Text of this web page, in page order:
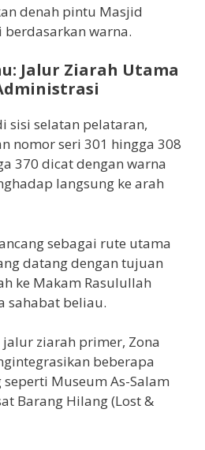
denah pintu Masjid
warna.
Jalur Ziarah Utama
sisi selatan pelataran,
nomor seri 301 hingga 308
370 dicat dengan warna
langsung ke arah
sebagai rute utama
datang dengan tujuan
ke Makam Rasulullah
sahabat beliau.
ziarah primer, Zona
beberapa
Museum As-Salam
Barang Hilang (Lost &